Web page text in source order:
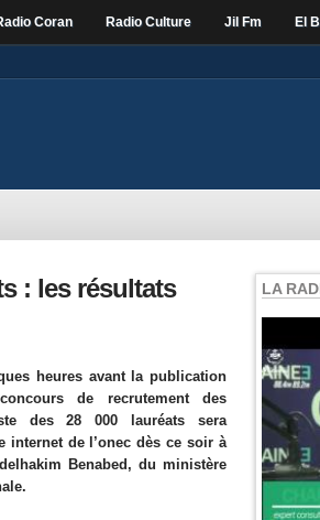
Coran Radio Culture Jil Fm El
: les résultats
heures avant la publication
de recrutement des
des 28 000 lauréats sera
internet de l’onec dès ce soir à
Benabed, du ministère
LA